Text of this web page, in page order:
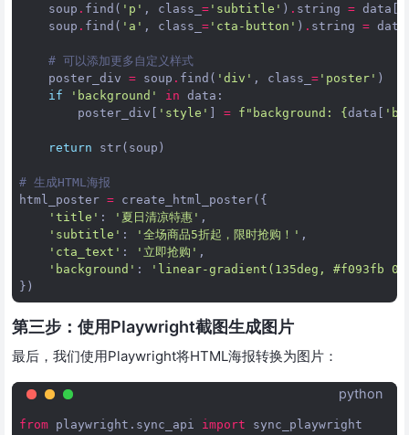
soup . find ( 'p' , class_ = 'subtitle' ) . string = data
soup . find ( 'a' , class_ = 'cta-button' ) . string = data
# 可以添加更多自定义样式
poster_div = soup . find ( 'div' , class_ = 'poster' )
if
'background' in data :
poster_div
'style' = f "background: { data
return str( soup )
# 生成HTML海报
html_poster = create_html_poster({
'title' : '夏日清凉特惠' ,
'subtitle' : '全场商品5折起，限时抢购！' ,
'cta_text' : '立即抢购' ,
'background' :
'linear-gradient(135deg, #f093fb
})
第三步：使用Playwright截图生成图片
最后，我们使用Playwright将HTML海报转换为图片：
python
from playwright.sync_api import
sync_playwright